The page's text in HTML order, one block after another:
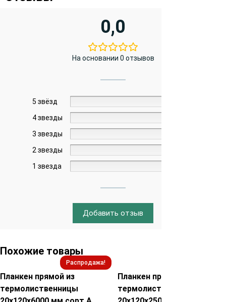
0,0
На основании 0 отзывов
5 звёзд
4 звезды
3 звезды
2 звезды
1 звезда
Добавить отзыв
Похожие товары
Распродажа!
Планкен прямой из
термолиственницы
Планкен прямой из
термолиственницы